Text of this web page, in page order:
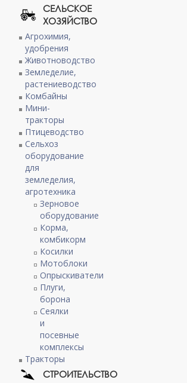
СЕЛЬСКОЕ
ХОЗЯЙСТВО
Агрохимия,
удобрения
Животноводство
Земледелие,
растениеводство
Комбайны
Мини-
тракторы
Птицеводство
Сельхоз
оборудование
для
земледелия,
агротехника
Зерновое
оборудование
Корма,
комбикорм
Косилки
Мотоблоки
Опрыскиватели
Плуги,
борона
Сеялки
и
посевные
комплексы
Тракторы
СТРОИТЕЛЬСТВО